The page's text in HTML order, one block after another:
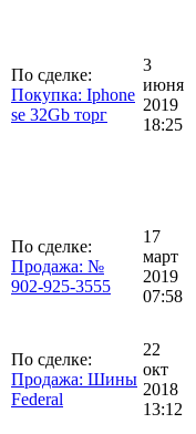
По сделке:
Покупка: Iphone
se 32Gb торг
3
июня
2019
18:25
По сделке:
Продажа: №
902-925-3555
17
март
2019
07:58
По сделке:
Продажа: Шины
Federal
22
окт
2018
13:12